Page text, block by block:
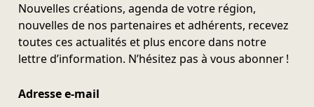
Nouvelles créations, agenda de votre région,
nouvelles de nos partenaires et adhérents, recevez
toutes ces actualités et plus encore dans notre
lettre d’information. N’hésitez pas à vous abonner !
Adresse e-mail